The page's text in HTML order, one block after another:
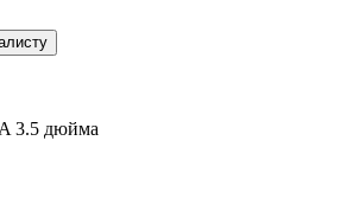
3.5 дюйма